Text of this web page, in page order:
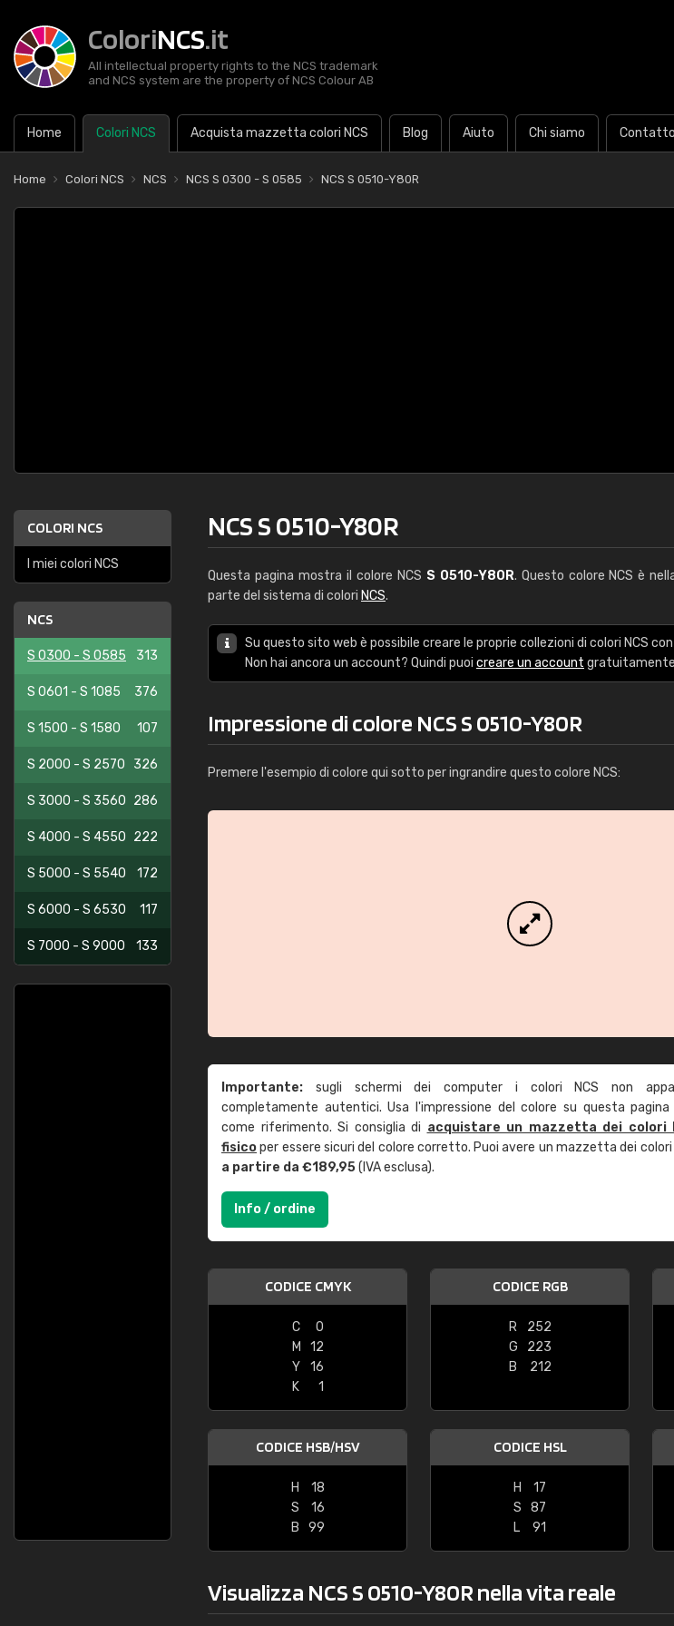
ColoriNCS.it
All intellectual property rights to the NCS trademark
and NCS system are the property of NCS Colour AB
Home Colori NCS Acquista mazzetta colori NCS Blog Aiuto Chi siamo Contatto
Home Colori NCS NCS NCS S 0300 - S 0585 NCS S 0510-Y80R
COLORI NCS
I miei colori NCS
NCS
S 0300 - S 0585 313
S 0601 - S 1085 376
S 1500 - S 1580 107
S 2000 - S 2570 326
S 3000 - S 3560 286
S 4000 - S 4550 222
S 5000 - S 5540 172
S 6000 - S 6530 117
S 7000 - S 9000 133
NCS S 0510-Y80R
Questa pagina mostra il colore NCS S 0510-Y80R. Questo colore NCS è
parte del sistema di colori NCS.
Su questo sito web è possibile creare le proprie collezioni di colori NCS
Non hai ancora un account? Quindi puoi creare un account
Impressione di colore NCS S 0510-Y80R
Premere l'esempio di colore qui sotto per ingrandire questo colore NCS:
Importante: sugli schermi dei computer i colori NCS non
completamente autentici. Usa l'impressione del colore su questa pagina
come riferimento. Si consiglia di acquistare un mazzetta dei colori
fisicoper essere sicuri del colore corretto. Puoi avere un mazzetta dei colori
a partire da €189,95(IVA esclusa).
Info / ordine
CODICE CMYK
C
0
M
12
Y
16
K
1
CODICE RGB
R
252
G
223
B
212
CODICE HSB/HSV
H
18
S
16
B
99
CODICE HSL
H
17
S
87
L
91
Visualizza NCS S 0510-Y80R nella vita reale
"buon